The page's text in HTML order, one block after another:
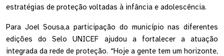
estratégias de proteção voltadas à infância e adolescência.
Para Joel Sousa,a participação do município nas diferentes
edições do Selo UNICEF ajudou a fortalecer a atuação
integrada da rede de proteção. “Hoje a gente tem um horizonte,